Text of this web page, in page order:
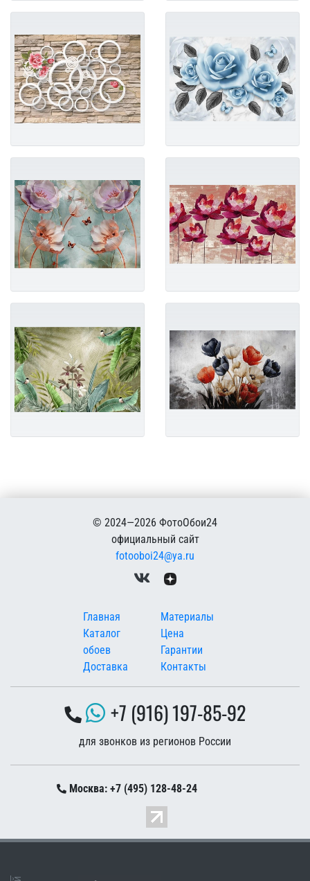
© 2024—2026 ФотоОбои24
официальный сайт
fotooboi24@ya.ru
Меню в подвале
Главная
Каталог
обоев
Доставка
Материалы
Цена
Гарантии
Контакты
+7 (916) 197-85-92
для звонков из регионов России
Москва: +7 (495) 128-48-24